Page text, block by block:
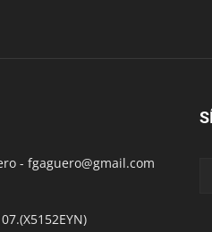
- fgaguero@gmail.com